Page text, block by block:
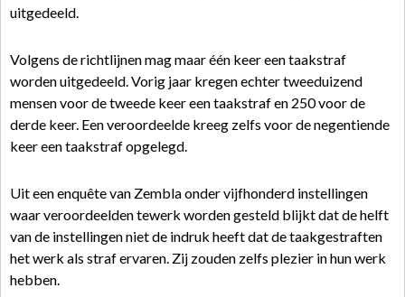
uitgedeeld.
Volgens de richtlijnen mag maar één keer een taakstraf
worden uitgedeeld. Vorig jaar kregen echter tweeduizend
mensen voor de tweede keer een taakstraf en 250 voor de
derde keer. Een veroordeelde kreeg zelfs voor de negentiende
keer een taakstraf opgelegd.
Uit een enquête van Zembla onder vijfhonderd instellingen
waar veroordeelden tewerk worden gesteld blijkt dat de helft
van de instellingen niet de indruk heeft dat de taakgestraften
het werk als straf ervaren. Zij zouden zelfs plezier in hun werk
hebben.